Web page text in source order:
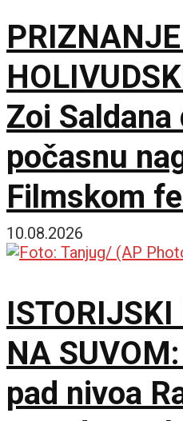
Zoi Saldana
počasnu
Filmskom
Lokarnu
10.08.2026
ISTORIJSKI
NA
pad nivoa